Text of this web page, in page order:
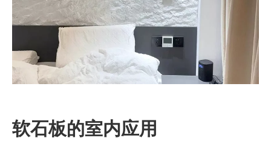
软石板的室内应用